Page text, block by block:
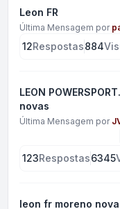
Leon FR
Última Mensagem por
12Respostas884
LEON
novas
Última Mensagem por
123Respostas6345
leon fr moreno